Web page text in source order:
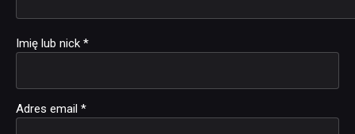
Imię lub nick *
Adres email *